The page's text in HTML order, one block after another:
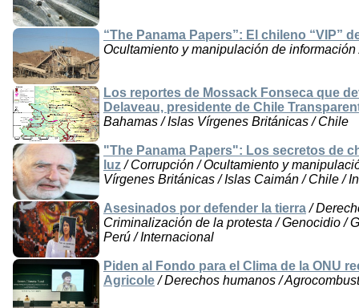
“The Panama Papers”: El chileno “VIP”
Ocultamiento y manipulación de
Los reportes de Mossack Fonseca que
Delaveau, presidente de Chile
Bahamas / Islas Vírgenes Británicas / Chile
"The Panama Papers": Los secretos de
luz/ Corrupción / Ocultamiento y
Vírgenes Británicas / Islas Caimán / Chile /
Asesinados por defender la tierra/
Criminalización de la protesta / Genocidio /
Perú / Internacional
Piden al Fondo para el Clima de la ONU
Agricole/ Derechos humanos /